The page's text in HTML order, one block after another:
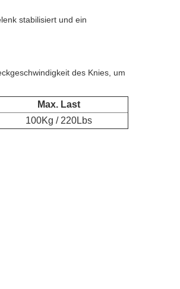
stabilisiert und ein
des Knies, um
Max. Last
100Kg / 220Lbs